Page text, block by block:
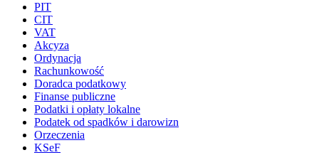
PIT
CIT
VAT
Akcyza
Ordynacja
Rachunkowość
Doradca podatkowy
Finanse publiczne
Podatki i opłaty lokalne
Podatek od spadków i darowizn
Orzeczenia
KSeF